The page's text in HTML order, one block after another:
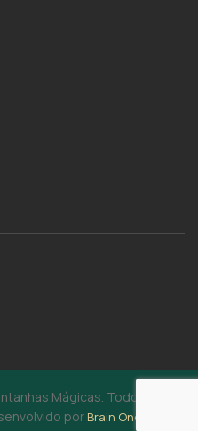
Mágicas. Todos os
por Brain One